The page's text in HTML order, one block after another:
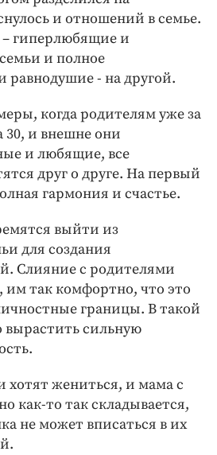
и отношений в семье.
гиперлюбящие и
и полное
равнодушие - на другой.
когда родителям уже за
30, и внешне они
и любящие, все
друг о друге. На первый
гармония и счастье.
выйти из
для создания
Слияние с родителями
им так комфортно, что это
границы. В такой
вырастить сильную
жениться, и мама с
как-то так складывается,
не может вписаться в их